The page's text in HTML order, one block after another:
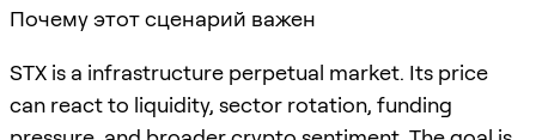
Почему этот сценарий важен
STX is a infrastructure perpetual market. Its price
can react to liquidity, sector rotation, funding